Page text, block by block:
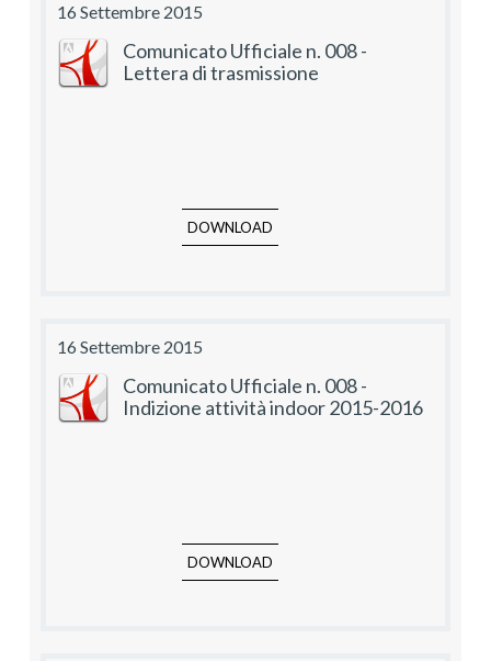
16 Settembre 2015
Comunicato Ufficiale n. 008 -
Lettera di trasmissione
DOWNLOAD
16 Settembre 2015
Comunicato Ufficiale n. 008 -
Indizione attività indoor 2015-2016
DOWNLOAD